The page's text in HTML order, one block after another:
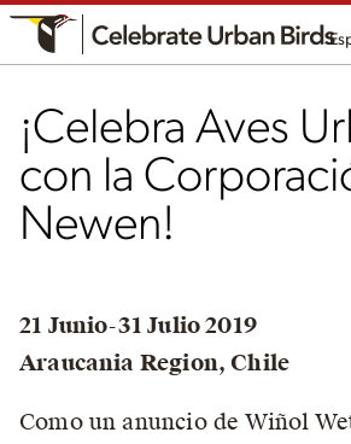
¡Celebra Aves
con la
Newen!
21 Junio-31 Julio 2019
Araucania Region, Chile
Como un anuncio de Wiñol